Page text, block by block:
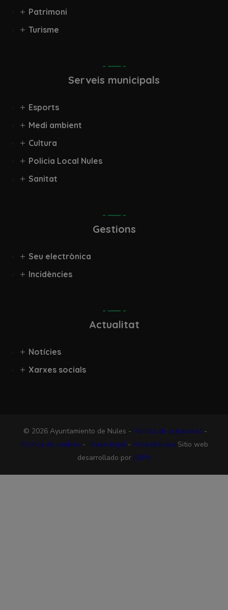
Patrimoni
Turisme
Serveis municipals
Esports
Medi ambient
Cultura
Policia Local Nules
Sanitat
Gestions
Seu electrònica
Incidències
Actualitat
Notícies
Xarxes socials
© 2026 Ayuntamiento de Nules - Política de privacidad -
Política de cookies - Aviso legal- Accesibilidad Sitio web
desarrollado por ESPA